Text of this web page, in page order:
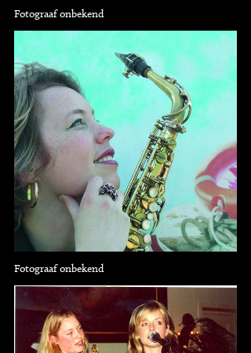
Fotograaf onbekend
Fotograaf onbekend